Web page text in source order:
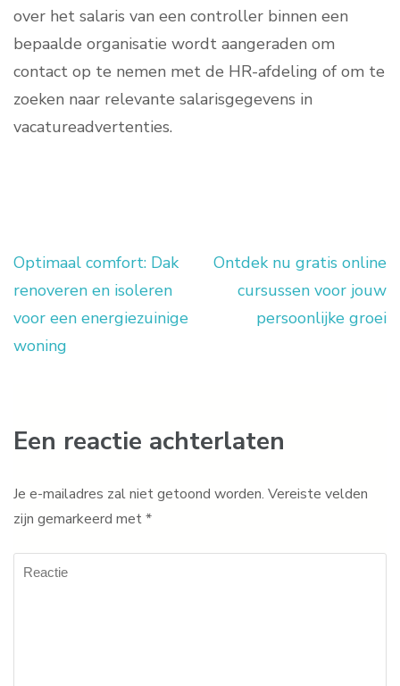
over het salaris van een controller binnen een
bepaalde organisatie wordt aangeraden om
contact op te nemen met de HR-afdeling of om te
zoeken naar relevante salarisgegevens in
vacatureadvertenties.
Berichtnavigatie
Optimaal comfort: Dak
renoveren en isoleren
voor een energiezuinige
woning
Ontdek nu gratis online
cursussen voor jouw
persoonlijke groei
Een reactie achterlaten
Je e-mailadres zal niet getoond worden. Vereiste velden
zijn gemarkeerd met*
Reactie